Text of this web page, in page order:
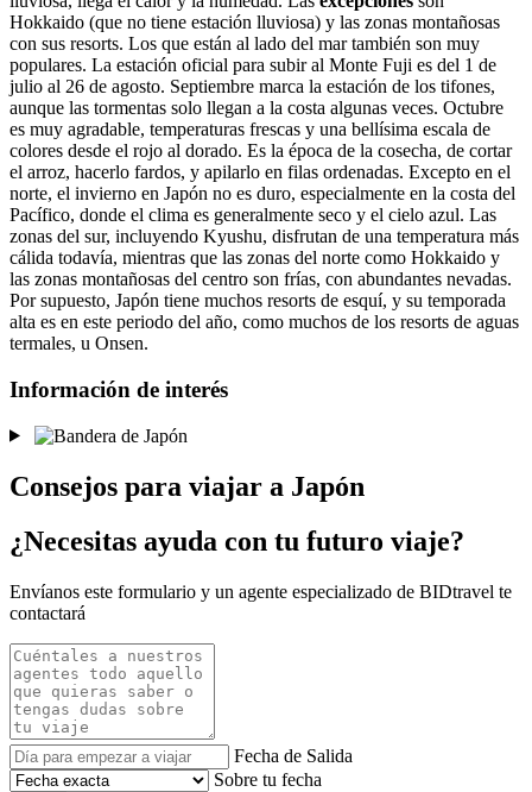
Hokkaido (que no tiene estación lluviosa) y las zonas montañosas
con sus resorts. Los que están al lado del mar también son muy
populares. La estación oficial para subir al Monte Fuji es del 1 de
julio al 26 de agosto. Septiembre marca la estación de los tifones,
aunque las tormentas solo llegan a la costa algunas veces. Octubre
es muy agradable, temperaturas frescas y una bellísima escala de
colores desde el rojo al dorado. Es la época de la cosecha, de cortar
el arroz, hacerlo fardos, y apilarlo en filas ordenadas. Excepto en el
norte, el invierno en Japón no es duro, especialmente en la costa del
Pacífico, donde el clima es generalmente seco y el cielo azul. Las
zonas del sur, incluyendo Kyushu, disfrutan de una temperatura más
cálida todavía, mientras que las zonas del norte como Hokkaido y
las zonas montañosas del centro son frías, con abundantes nevadas.
Por supuesto, Japón tiene muchos resorts de esquí, y su temporada
alta es en este periodo del año, como muchos de los resorts de aguas
termales, u Onsen.
Información de interés
Consejos para viajar a Japón
¿Necesitas ayuda con tu futuro viaje?
Envíanos este formulario y un agente especializado de BIDtravel te
contactará
Fecha de Salida
Sobre tu fecha